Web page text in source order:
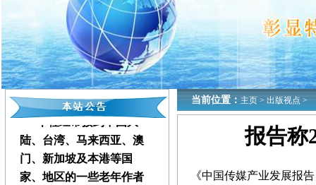
本社经常接到中国大
陆、台湾、马来西亚、澳
门、新加坡及本港等国
家、地区的一些老年作者
当前位置： 主页 > 出版视点 >
报告称
《中国传媒产业发展报